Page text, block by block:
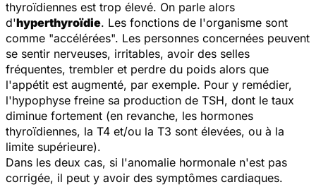
thyroïdiennes est trop élevé. On parle alors
d'hyperthyroïdie. Les fonctions de l'organisme sont
comme "accélérées". Les personnes concernées peuvent
se sentir nerveuses, irritables, avoir des selles
fréquentes, trembler et perdre du poids alors que
l'appétit est augmenté, par exemple. Pour y remédier,
l'hypophyse freine sa production de TSH, dont le taux
diminue fortement (en revanche, les hormones
thyroïdiennes, la T4 et/ou la T3 sont élevées, ou à la
limite supérieure).
Dans les deux cas, si l'anomalie hormonale n'est pas
corrigée, il peut y avoir des symptômes cardiaques.